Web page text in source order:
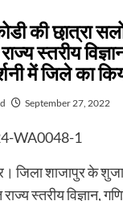
की छा़त्रा
स्तरीय
में जिले का
September 27, 2022
जिला शाजापुर के
स्तरीय विज्ञान,